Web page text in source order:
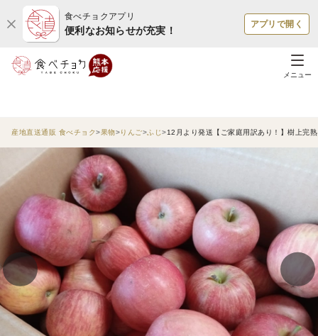
食べチョクアプリ
便利なお知らせが充実！
アプリで開く
メニュー
産地直送通販 食べチョク 果物 りんご ふじ 12月より発送【ご家庭用訳あり！】樹上完